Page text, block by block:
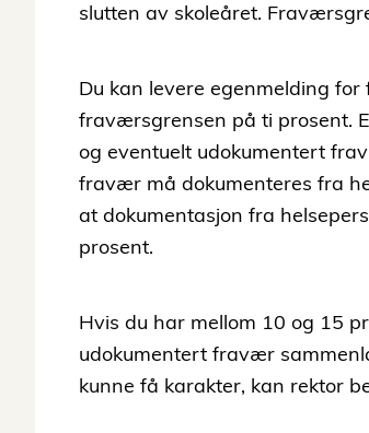
slutten av skoleåret.
Du kan levere egenmelding
fraværsgrensen på ti prosent.
og eventuelt udokumentert
fravær må dokumenteres fra
at dokumentasjon fra
prosent.
Hvis du har mellom 10 og 15
udokumentert fravær
kunne få karakter, kan rektor